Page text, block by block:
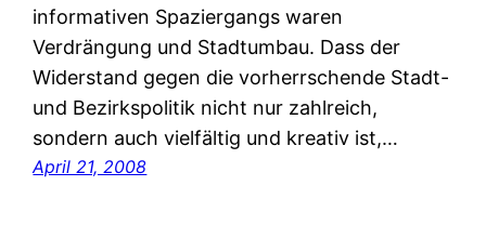
informativen Spaziergangs waren
Verdrängung und Stadtumbau. Dass der
Widerstand gegen die vorherrschende Stadt-
und Bezirkspolitik nicht nur zahlreich,
sondern auch vielfältig und kreativ ist,…
April 21, 2008